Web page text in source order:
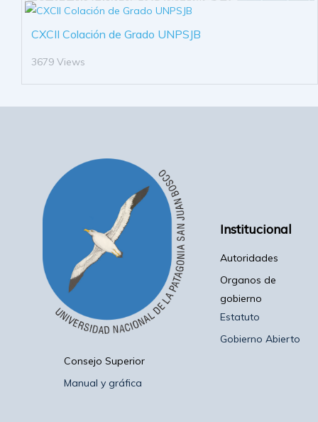
CXCII Colación de Grado UNPSJB
3679 Views
Institucional
Autoridades
Organos de
gobierno
Estatuto
Gobierno Abierto
Consejo Superior
Manual y gráfica